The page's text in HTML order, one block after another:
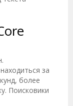
за
более
Поисковики